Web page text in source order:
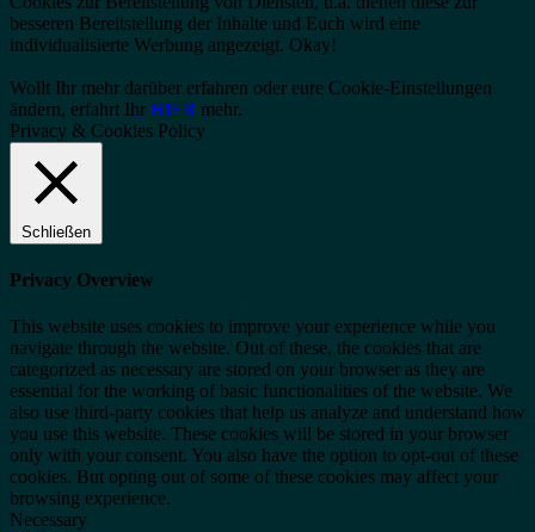
besseren Bereitstellung der Inhalte und Euch wird eine
individualisierte Werbung angezeigt. Okay!
Wollt Ihr mehr darüber erfahren oder eure Cookie-Einstellungen
ändern, erfahrt Ihr HIER mehr.
Privacy & Cookies Policy
Schließen
Privacy Overview
This website uses cookies to improve your experience while you
navigate through the website. Out of these, the cookies that are
categorized as necessary are stored on your browser as they are
essential for the working of basic functionalities of the website. We
also use third-party cookies that help us analyze and understand how
you use this website. These cookies will be stored in your browser
only with your consent. You also have the option to opt-out of these
cookies. But opting out of some of these cookies may affect your
browsing experience.
Necessary